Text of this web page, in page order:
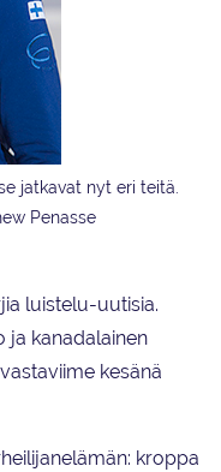
jatkavat nyt eri teitä.
Penasse
luistelu-uutisia.
ja kanadalainen
kesänä
kroppa